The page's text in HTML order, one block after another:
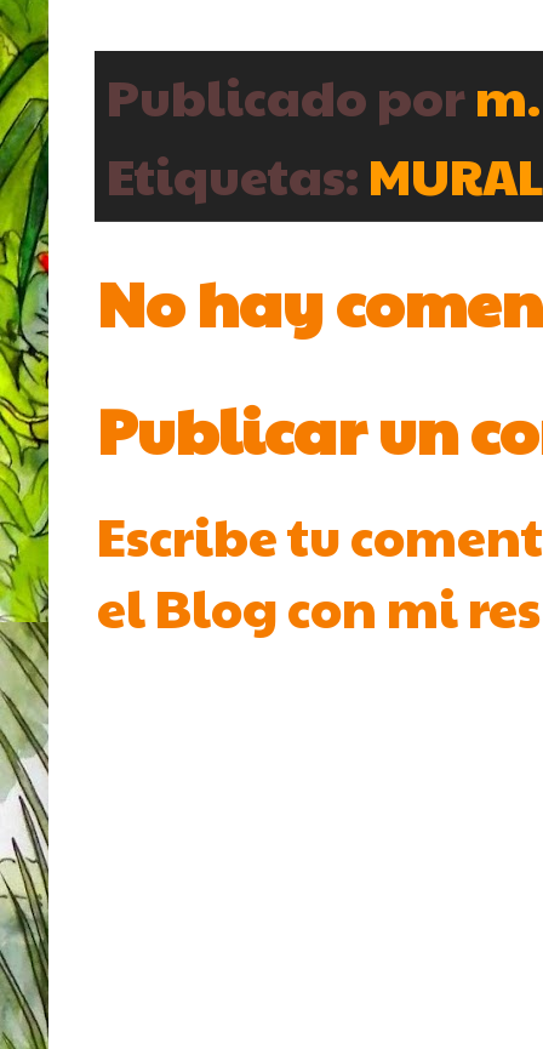
Publicado por
Etiquetas:MURAL
No hay
Publicar un
Escribe tu
el Blog con mi